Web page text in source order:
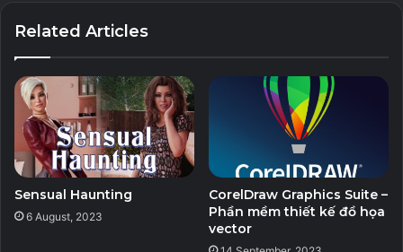
Download 7z21.07_x86 Link 2
Related Articles
Sensual Haunting
6 August, 2023
CorelDraw Graphics Suite –
Phần mềm thiết kế đồ họa
vector